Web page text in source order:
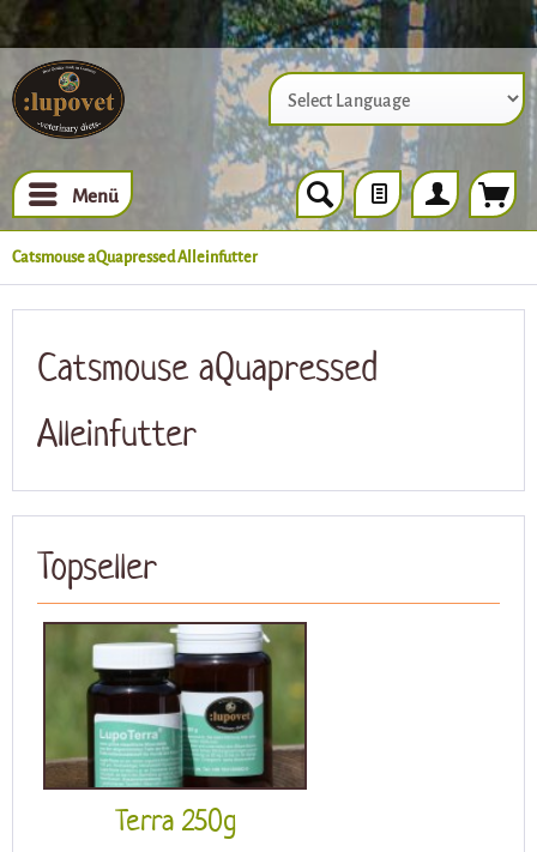
Powered by
Menü
Catsmouse aQuapressed Alleinfutter
Catsmouse aQuapressed
Alleinfutter
Topseller
Terra 250g